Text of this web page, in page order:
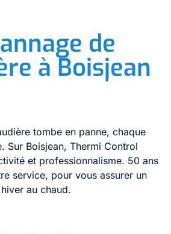
de
à Boisjean
tombe en panne, chaque
Sur Boisjean, Thermi Control
et professionnalisme. 50 ans
service, pour vous assurer un
hiver au chaud.